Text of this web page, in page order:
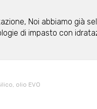
Noi abbiamo già
di impasto con
olio EVO